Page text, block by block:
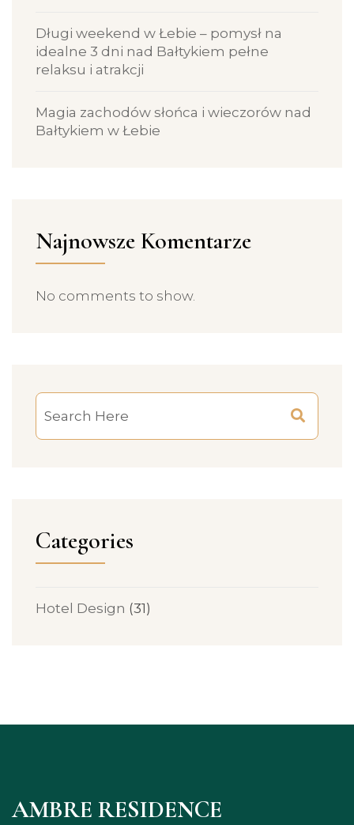
Długi weekend w Łebie – pomysł na
idealne 3 dni nad Bałtykiem pełne
relaksu i atrakcji
Magia zachodów słońca i wieczorów nad
Bałtykiem w Łebie
Najnowsze Komentarze
No comments to show.
Categories
Hotel Design (31)
AMBRE RESIDENCE